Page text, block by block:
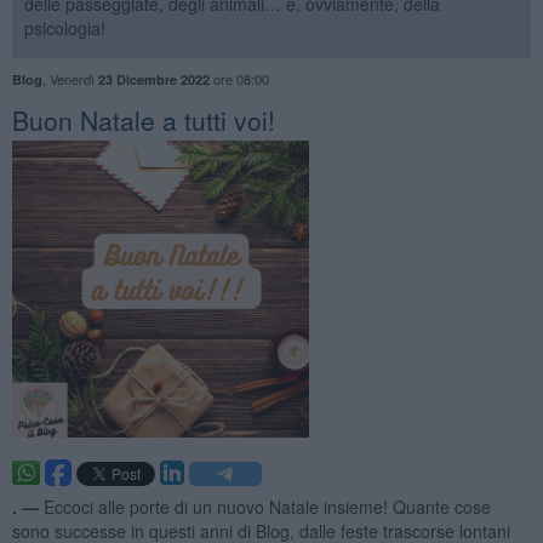
psicologia!
Blog Venerdì 23 Dicembre 2022ore 08:00
​Buon Natale a tutti voi!
. — Eccoci alle porte di un nuovo Natale insieme! Quante cose
sono successe in questi anni di Blog, dalle feste trascorse lontani